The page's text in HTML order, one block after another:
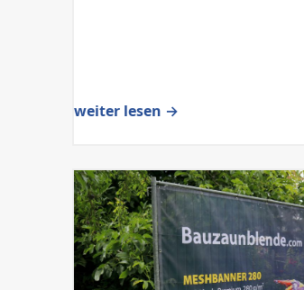
weiter lesen →